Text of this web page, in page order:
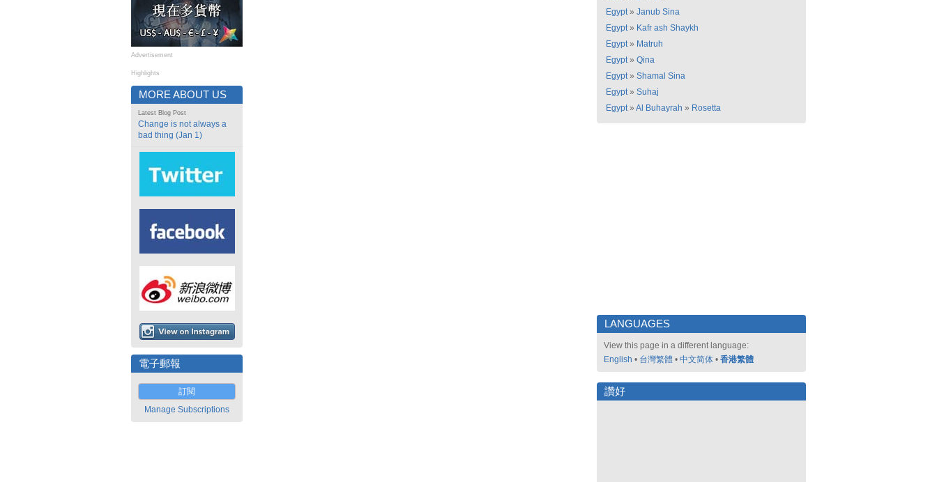
Advertisement
Highlights
MORE ABOUT US
Latest Blog Post
Change is not always a
bad thing (Jan 1)
電子郵報
訂閱
Manage Subscriptions
Egypt» Janub Sina
Egypt» Kafr ash Shaykh
Egypt» Matruh
Egypt» Qina
Egypt» Shamal Sina
Egypt» Suhaj
Egypt» Al Buhayrah » Rosetta
LANGUAGES
View this page in a different language:
English • 台灣繁體 • 中文简体 • 香港繁體
讚好